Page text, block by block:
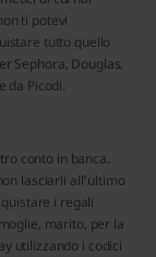
ti potevi
tutto quello
Sephora, Douglas,
da Picodi.
conto in banca.
lasciarli all'ultimo
i regali
marito, per la
utilizzando i codici